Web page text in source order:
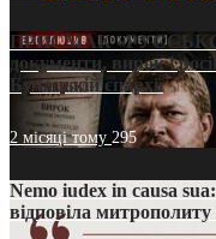
ПРИСМАК
документи, вирок і
Бучацькій єпархії
2 місяці тому 295
Nemo iudex in causa
відповіла